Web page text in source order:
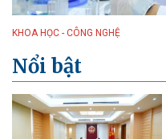
KHOA HỌC - CÔNG NGHỆ
Nổi bật